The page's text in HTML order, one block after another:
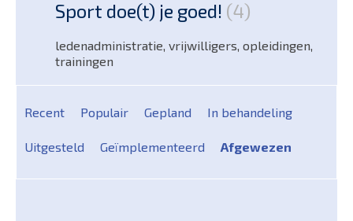
Sport doe(t) je goed! 4
ledenadministratie, vrijwilligers, opleidingen,
trainingen
Recent Populair Gepland In behandeling
Uitgesteld Geïmplementeerd Afgewezen